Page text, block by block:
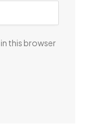
this browser